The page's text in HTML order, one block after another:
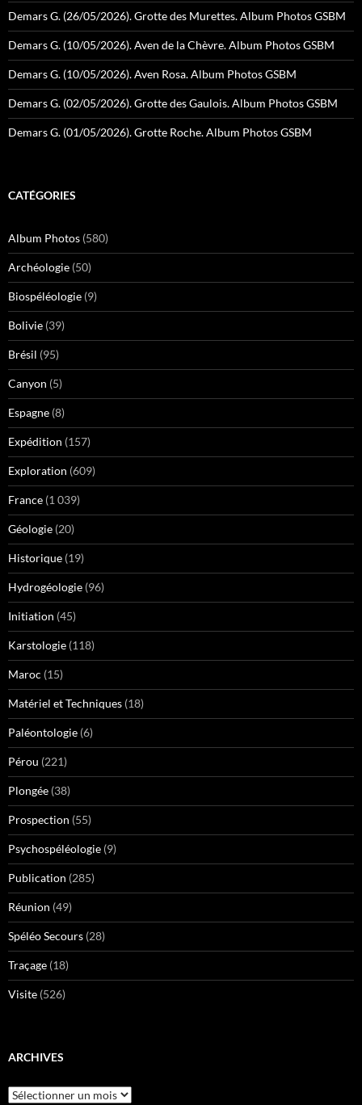
Demars G. (26/05/2026). Grotte des Murettes. Album Photos GSBM
Demars G. (10/05/2026). Aven de la Chèvre. Album Photos GSBM
Demars G. (10/05/2026). Aven Rosa. Album Photos GSBM
Demars G. (02/05/2026). Grotte des Gaulois. Album Photos GSBM
Demars G. (01/05/2026). Grotte Roche. Album Photos GSBM
CATÉGORIES
Album Photos (580)
Archéologie (50)
Biospéléologie (9)
Bolivie (39)
Brésil (95)
Canyon (5)
Espagne (8)
Expédition (157)
Exploration (609)
France (1 039)
Géologie (20)
Historique (19)
Hydrogéologie (96)
Initiation (45)
Karstologie (118)
Maroc (15)
Matériel et Techniques (18)
Paléontologie (6)
Pérou (221)
Plongée (38)
Prospection (55)
Psychospéléologie (9)
Publication (285)
Réunion (49)
Spéléo Secours (28)
Traçage (18)
Visite (526)
ARCHIVES
Archives